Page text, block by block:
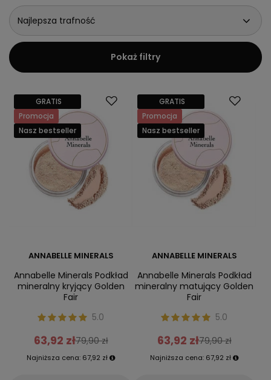
zapewni matowe wykończenie.
Najlepsza trafność
Pokaż filtry
GRATIS
Promocja
Nasz bestseller
ANNABELLE MINERALS
Annabelle Minerals Podkład
mineralny kryjący Golden
Fair
5.0
63,92 zł79,90 zł
Najniższa cena: 67,92 zł
GRATIS
Promocja
Nasz bestseller
ANNABELLE MINERALS
Annabelle Minerals Podkład
mineralny matujący Golden
Fair
5.0
63,92 zł79,90 zł
Najniższa cena: 67,92 zł